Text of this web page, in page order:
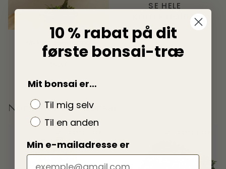
Metasequoia Spiral
664,00 kr
SE HELE
KOLLEKTIONEN
Nummererede bonsai
10 % rabat på dit
første bonsai-træ
Mit bonsai er…
Til mig selv
Til en anden
Min e-mailadresse er